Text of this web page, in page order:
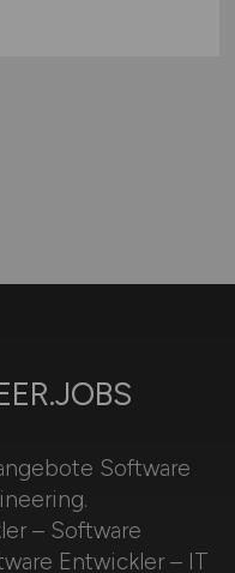
Software
– Software
Entwickler – IT